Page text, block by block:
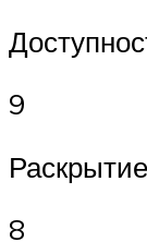
9
8